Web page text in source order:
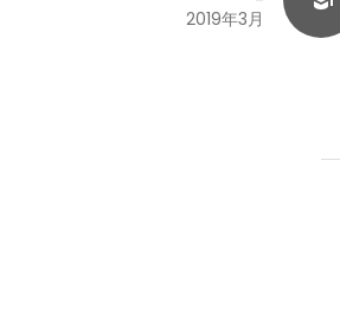
2019年3月